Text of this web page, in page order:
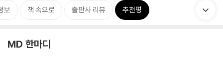
보 책 속으로 출판사 리뷰 추천평
MD 한마디